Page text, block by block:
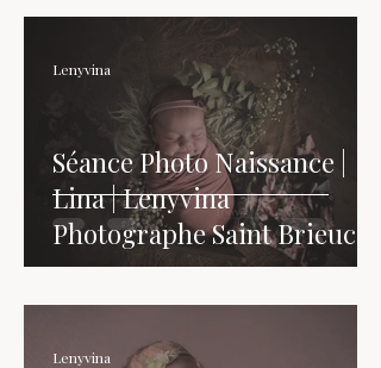
Séance Photo Naissance |
Lina | Lenyvina
Photographe Saint Brieuc
Lenyvina
Lenyvina